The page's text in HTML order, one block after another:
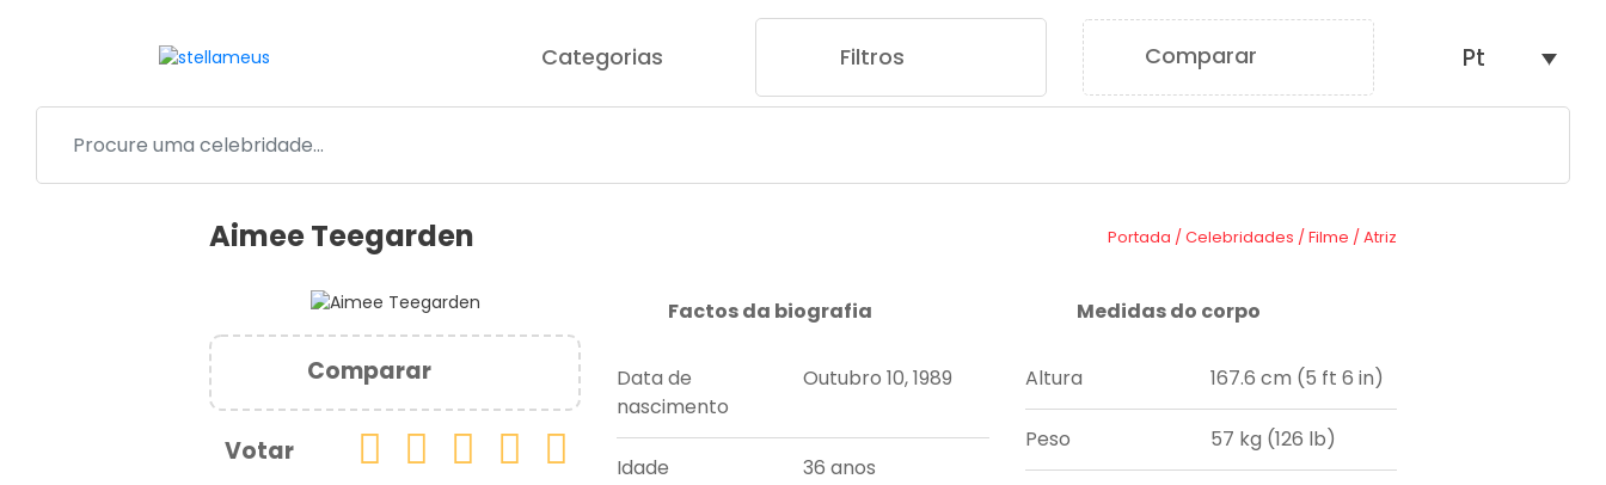
Categorias Filtros Comparar Pt
Aimee Teegarden Portada /Celebridades /Filme /Atriz
Comparar
Votar
Factos da biografia
Data de
nascimento
Outubro 10, 1989
Idade 36 anos
Medidas do corpo
Altura 167.6 cm (5 ft 6 in)
Peso 57 kg (126 lb)